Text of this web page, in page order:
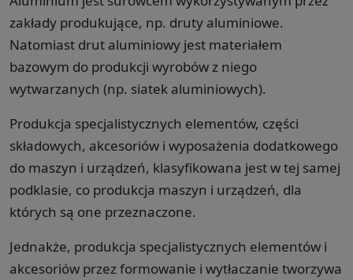
zakłady produkujące, np. druty aluminiowe.
Natomiast drut aluminiowy jest materiałem
bazowym do produkcji wyrobów z niego
wytwarzanych (np. siatek aluminiowych).
Produkcja specjalistycznych elementów, części
składowych, akcesoriów i wyposażenia dodatkowego
do maszyn i urządzeń, klasyfikowana jest w tej samej
podklasie, co produkcja maszyn i urządzeń, dla
których są one przeznaczone.
Jednakże, produkcja specjalistycznych elementów i
akcesoriów przez formowanie i wytłaczanie tworzywa